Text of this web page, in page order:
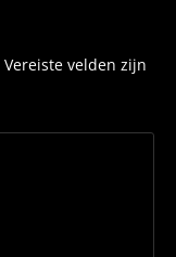
Vereiste velden zijn